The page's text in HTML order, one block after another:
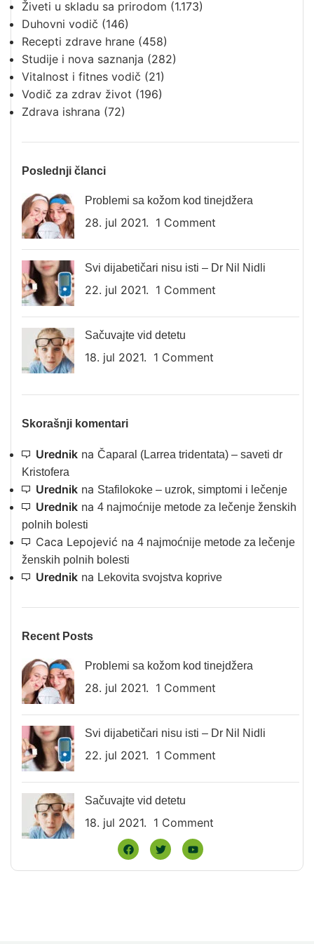
Živeti u skladu sa prirodom (1.173)
Duhovni vodič (146)
Recepti zdrave hrane (458)
Studije i nova saznanja (282)
Vitalnost i fitnes vodič (21)
Vodič za zdrav život (196)
Zdrava ishrana (72)
Poslednji članci
Problemi sa kožom kod tinejdžera
28. jul 2021. 1 Comment
Svi dijabetičari nisu isti – Dr Nil Nidli
22. jul 2021. 1 Comment
Sačuvajte vid detetu
18. jul 2021. 1 Comment
Skorašnji komentari
Urednik na Čaparal (Larrea tridentata) – saveti dr
Kristofera
Urednik na Stafilokoke – uzrok, simptomi i lečenje
Urednik na 4 najmoćnije metode za lečenje ženskih
polnih bolesti
Caca Lepojević na 4 najmoćnije metode za lečenje
ženskih polnih bolesti
Urednik na Lekovita svojstva koprive
Recent Posts
Problemi sa kožom kod tinejdžera
28. jul 2021. 1 Comment
Svi dijabetičari nisu isti – Dr Nil Nidli
22. jul 2021. 1 Comment
Sačuvajte vid detetu
18. jul 2021. 1 Comment